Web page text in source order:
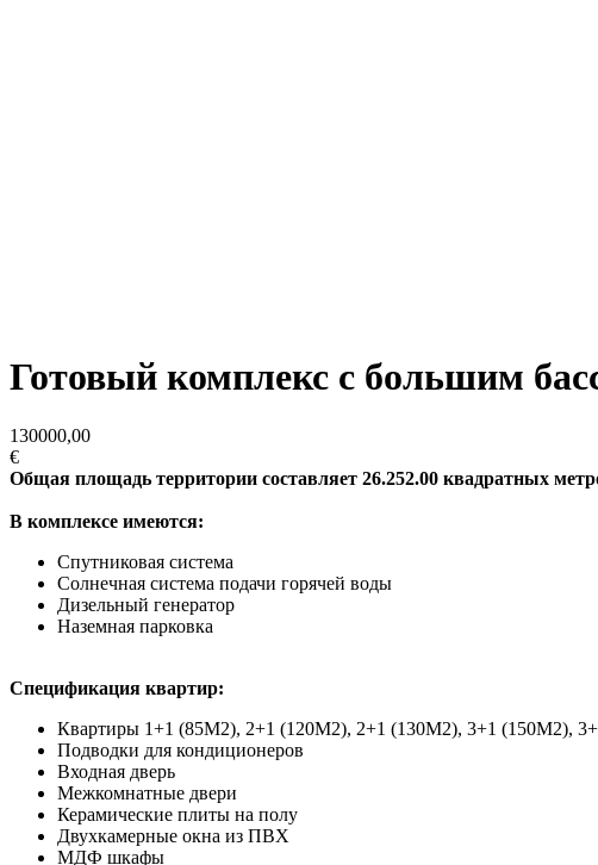
Готовый комплекс с большим
130000,00
€
Общая площадь территории составляет 26.252.00 квадратных
В комплексе имеются:
Спутниковая система
Солнечная система подачи горячей воды
Дизельный генератор
Наземная парковка
Спецификация квартир:
Квартиры 1+1 (85M2), 2+1 (120M2), 2+1 (130M2), 3+1 (150M2),
Подводки для кондиционеров
Входная дверь
Межкомнатные двери
Керамические плиты на полу
Двухкамерные окна из ПВХ
МДФ шкафы